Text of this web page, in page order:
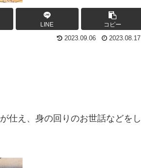
LINE コピー
2023.09.06 2023.08.17
が仕え、身の回りのお世話などをし